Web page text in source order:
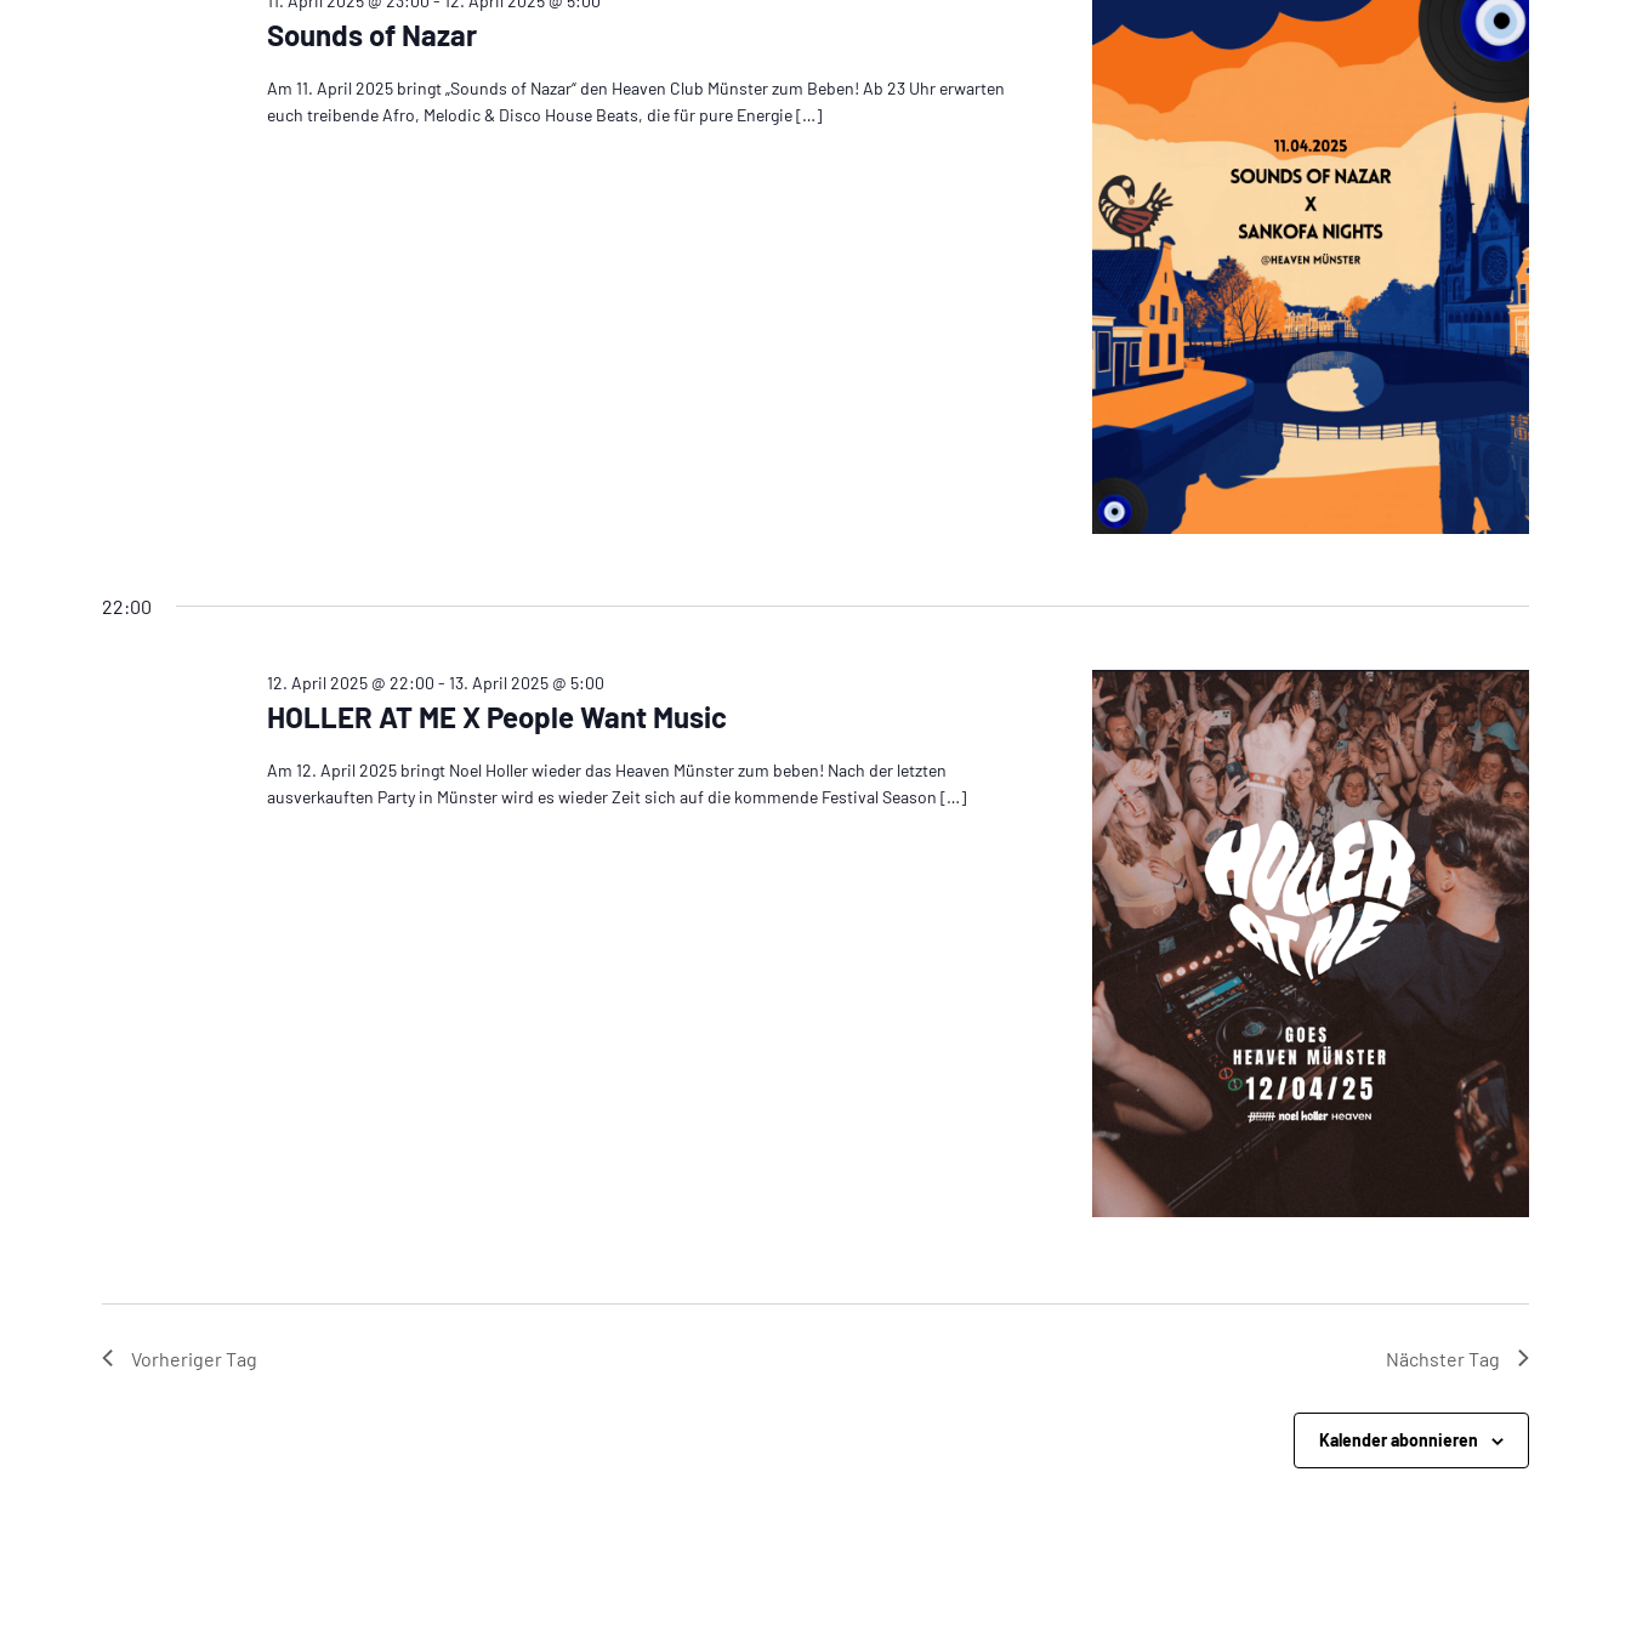
Sounds of Nazar
Am 11. April 2025 bringt „Sounds of Nazar“ den Heaven Club Münster zum Beben! Ab 23 Uhr erwarten
euch treibende Afro, Melodic & Disco House Beats, die für pure Energie […]
22:00
HOLLER AT ME X People Want Music
12. April 2025 @ 22:00 - 13. April 2025 @ 5:00
Am 12. April 2025 bringt Noel Holler wieder das Heaven Münster zum beben! Nach der letzten
ausverkauften Party in Münster wird es wieder Zeit sich auf die kommende Festival Season […]
Vorheriger Tag Nächster Tag
Kalender abonnieren